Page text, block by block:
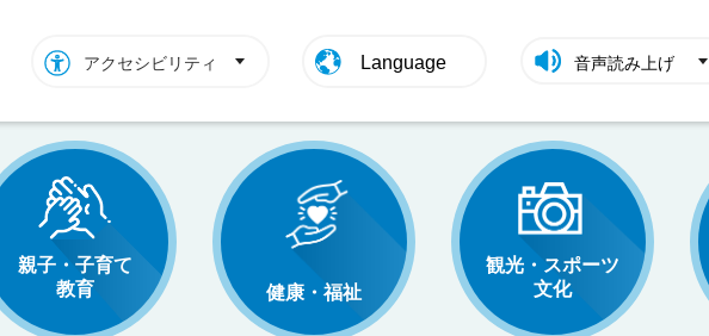
アクセシビリティ Language 音声読み上げ
親子・子育て
教育
健康・福祉
観光・スポーツ
文化